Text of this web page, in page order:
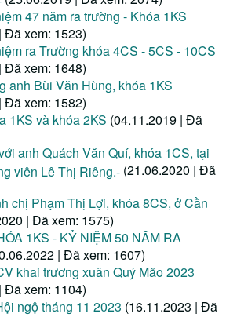
47 năm ra trường - Khóa 1KS
Đã xem: 1523)
ra Trường khóa 4CS - 5CS - 10CS
Đã xem: 1648)
anh Bùi Văn Hùng, khóa 1KS
Đã xem: 1582)
1KS và khóa 2KS (04.11.2019 | Đã
anh Quách Văn Quí, khóa 1CS, tại
viên Lê Thị Riêng.- (21.06.2020 | Đã
chị Phạm Thị Lợi, khóa 8CS, ở Cần
| Đã xem: 1575)
1KS - KỶ NIỆM 50 NĂM RA
| Đã xem: 1607)
khai trương xuân Quý Mão 2023
Đã xem: 1104)
ngộ tháng 11 2023 (16.11.2023 | Đã